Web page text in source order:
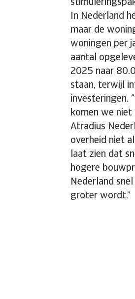
In Nederland
maar de
woningen per
aantal
2025 naar
staan, terwijl
investeringen.
komen we niet
Atradius
overheid niet
laat zien dat
hogere
Nederland
groter wordt.”